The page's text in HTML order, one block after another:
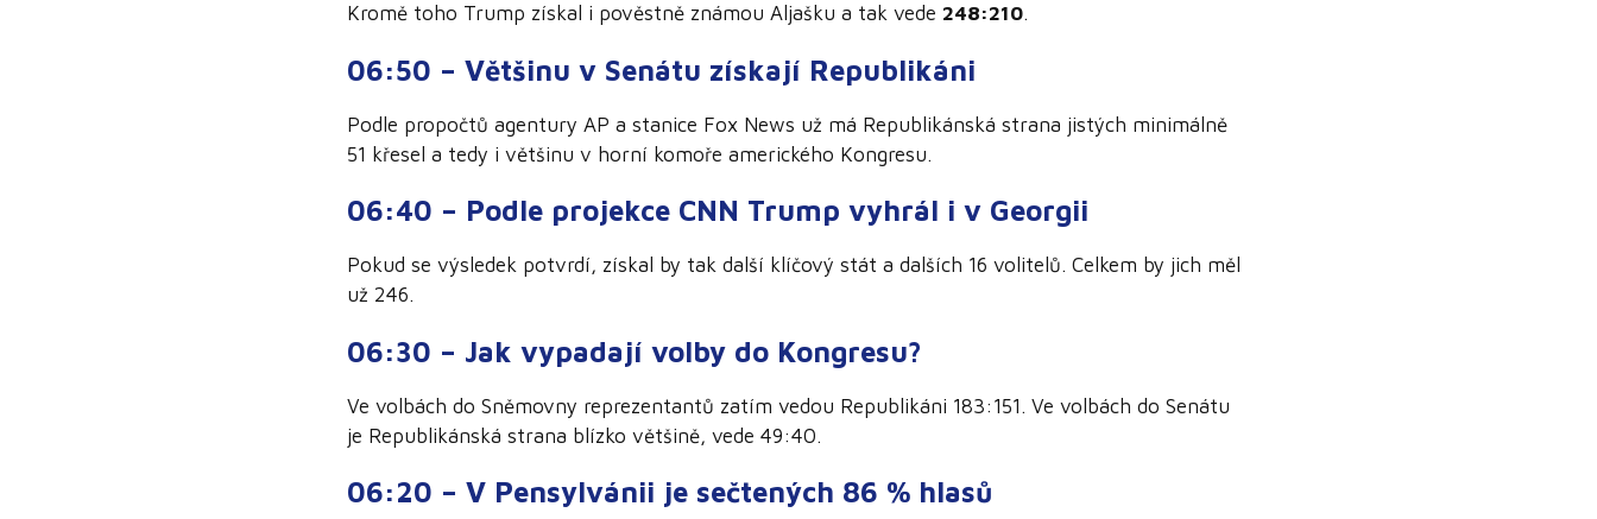
Kromě toho Trump získal i pověstně známou Aljašku a tak vede 248:210.
06:50 – Většinu v Senátu získají Republikáni
Podle propočtů agentury AP a stanice Fox News už má Republikánská strana jistých minimálně
51 křesel a tedy i většinu v horní komoře amerického Kongresu.
06:40 – Podle projekce CNN Trump vyhrál i v Georgii
Pokud se výsledek potvrdí, získal by tak další klíčový stát a dalších 16 volitelů. Celkem by jich měl
už 246.
06:30 – Jak vypadají volby do Kongresu?
Ve volbách do Sněmovny reprezentantů zatím vedou Republikáni 183:151. Ve volbách do Senátu
je Republikánská strana blízko většině, vede 49:40.
06:20 – V Pensylvánii je sečtených 86 % hlasů